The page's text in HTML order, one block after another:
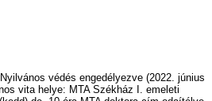
védés engedélyezve (2022. június
vita helye: MTA Székház I. emeleti